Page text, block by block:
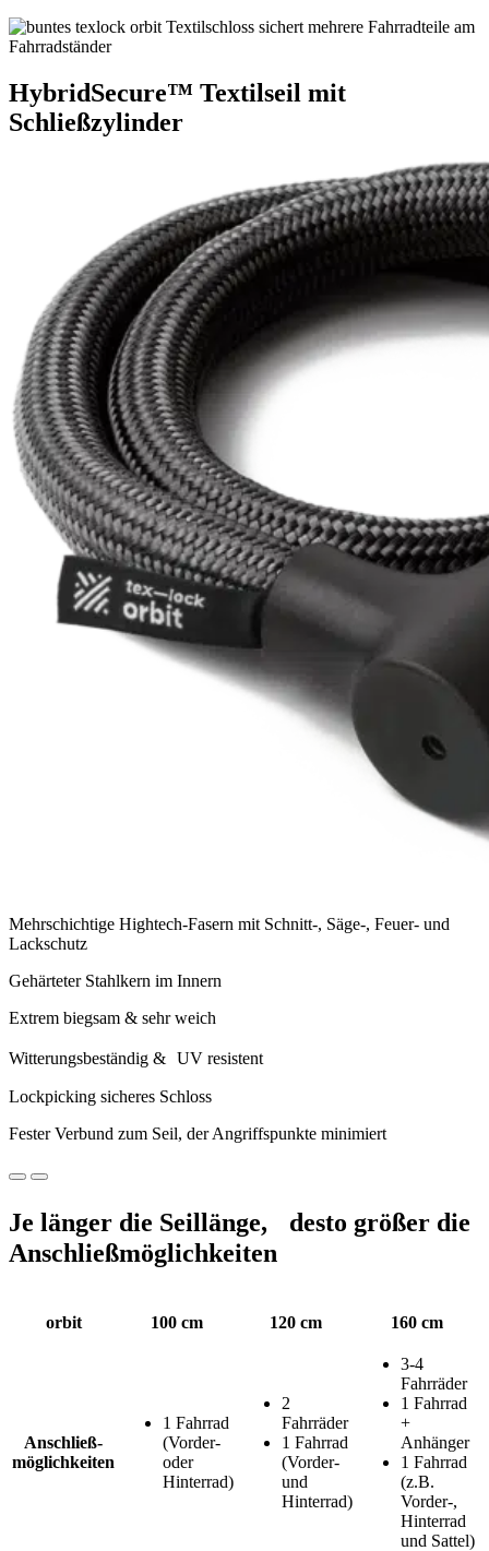
HybridSecure™ Textilseil mit
Schließzylinder
Mehrschichtige Hightech-Fasern mit Schnitt-, Säge-, Feuer- und
Lackschutz
Gehärteter Stahlkern im Innern
Extrem biegsam & sehr weich
Witterungsbeständig & UV resistent
Lockpicking sicheres Schloss
Fester Verbund zum Seil, der Angriffspunkte minimiert
Je länger die Seillänge, desto größer die
Anschließmöglichkeiten
orbit 100 cm 120 cm 160 cm
Anschließ-
möglichkeiten
1 Fahrrad
(Vorder-
oder
Hinterrad)
2
Fahrräder
1 Fahrrad
(Vorder-
und
Hinterrad)
3-4
Fahrräder
1 Fahrrad
+
Anhänger
1 Fahrrad
(z.B.
Vorder-,
Hinterrad
und Sattel)